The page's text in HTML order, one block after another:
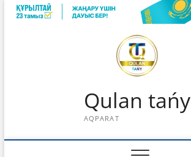
Skip
Qulan tańy
AQPARAT